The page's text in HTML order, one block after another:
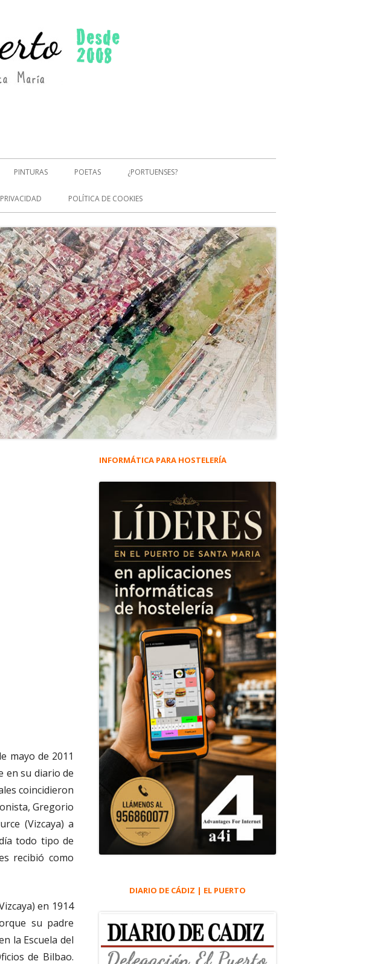
PINTURAS POETAS ¿PORTUENSES?
POLÍTICA DE COOKIES
Ahedo. Fugas en la posguerra y su paso por el Penal.
mayo de 2011
en su diario de
coincidieron
Gregorio
(Vizcaya) a
todo tipo de
recibió como
en 1914
su padre
la Escuela del
de Bilbao.
Barra
principal
INFORMÁTICA PARA HOSTELERÍA
DIARIO DE CÁDIZ | EL PUERTO